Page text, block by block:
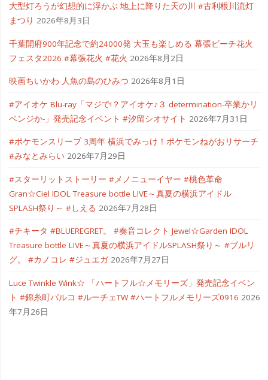
大型灯ろうが幻想的に浮かぶ 地上に降りた天の川 #古利根川流灯
まつり 2026年8月3日
千葉開府900年記念で約24000発 大玉も楽しめる 幕張ビーチ花火
フェスタ2026 #幕張花火 #花火 2026年8月2日
映画ちいかわ 人魚の島のひみつ 2026年8月1日
#アイオケ Blu-ray「マジで!？アイオケ♪３ determination-卒業かリ
ベンジか-」発売記念イベント #汐留シオサイト 2026年7月31日
#ポケモンスリープ 3周年 横浜でみっけ！ポケモンねがおリサーチ
#みなとみらい 2026年7月29日
#スターリットストーリー #メノニューイヤー #桃色革命
Gran☆Ciel IDOL Treasure bottle LIVE～真夏の横浜アイドル
SPLASH祭り～ #しえる 2026年7月28日
#チキータ #BLUEREGRET。 #奏音コレクト Jewel☆Garden IDOL
Treasure bottle LIVE～真夏の横浜アイドルSPLASH祭り～ #ブルリ
グ。 #カノコレ #ジュエガ 2026年7月27日
Luce Twinkle Wink☆ 「ハートフル☆メモリーズ」発売記念イベン
ト #錦糸町パルコ #ルーチェTW #ハートフルメモリーズ0916 2026
年7月26日